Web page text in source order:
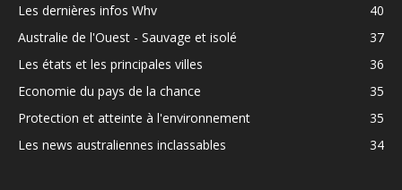
Les dernières infos Whv
40
Australie de l'Ouest - Sauvage et isolé
37
Les états et les principales villes
36
Economie du pays de la chance
35
Protection et atteinte à l'environnement
35
Les news australiennes inclassables
34